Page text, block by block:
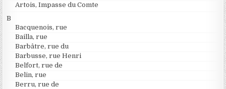
Artois, Impasse du Comte
B
Bacquenois, rue
Bailla, rue
Barbâtre, rue du
Barbusse, rue Henri
Belfort, rue de
Belin, rue
Berru, rue de